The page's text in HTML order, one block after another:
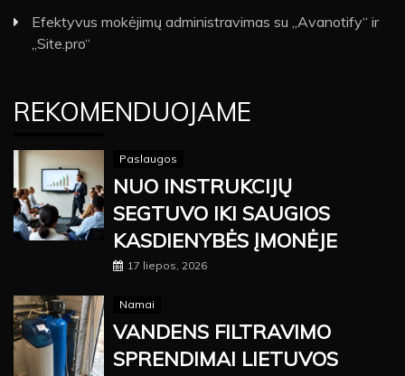
Efektyvus mokėjimų administravimas su „Avanotify“ ir
„Site.pro“
REKOMENDUOJAME
Paslaugos
NUO INSTRUKCIJŲ
SEGTUVO IKI SAUGIOS
KASDIENYBĖS ĮMONĖJE
17 liepos, 2026
Namai
VANDENS FILTRAVIMO
SPRENDIMAI LIETUVOS